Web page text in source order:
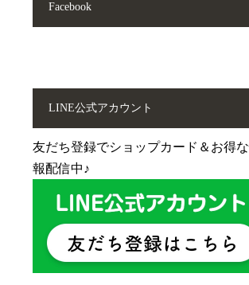
Facebook
LINE公式アカウント
友だち登録でショップカード＆お得
報配信中♪